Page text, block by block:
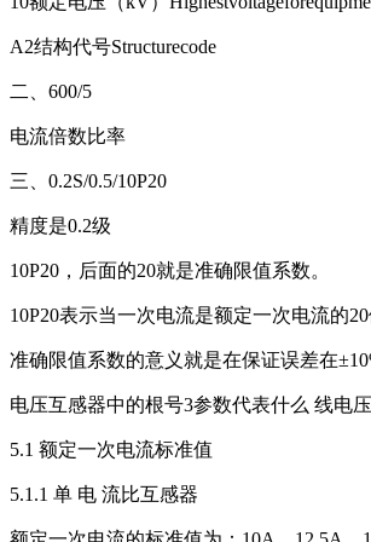
A2结构代号Structurecode
二、600/5
电流倍数比率
三、0.2S/0.5/10P20
精度是0.2级
10P20，后面的20就是准确限值系数。
10P20表示当一次电流是额定一次电流的
准确限值系数的意义就是在保证误差在
电压互感器中的根号3参数代表什么 线电
5.1 额定一次电流标准值
5.1.1 单 电 流比互感器